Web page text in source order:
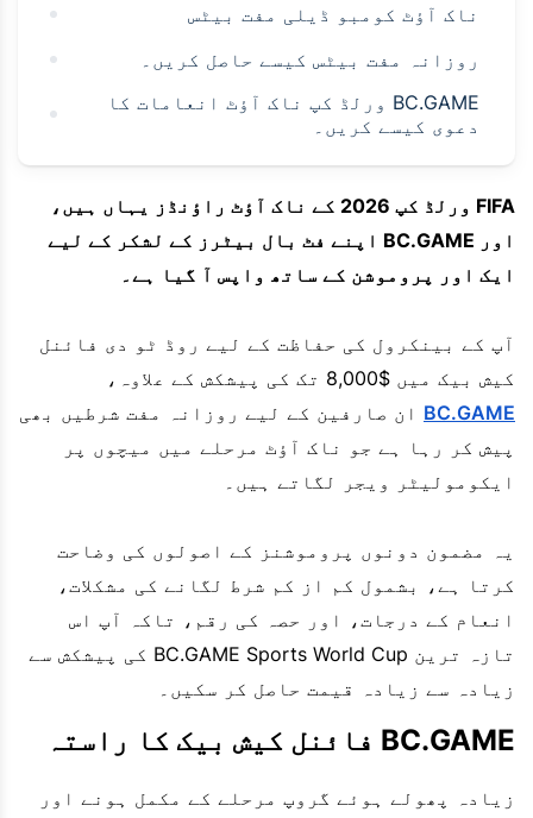
ناک آؤٹ کومبو ڈیلی مفت بیٹس
روزانہ مفت بیٹس کیسے حاصل کریں۔
BC.GAME ورلڈ کپ ناک آؤٹ انعامات کا
دعوی کیسے کریں۔
FIFA ورلڈ کپ 2026 کے ناک آؤٹ راؤنڈز یہاں ہیں،
اور BC.GAME اپنے فٹ بال بیٹرز کے لشکر کے لیے
ایک اور پروموشن کے ساتھ واپس آ گیا ہے۔
آپ کے بینکرول کی حفاظت کے لیے روڈ ٹو دی فائنل
کیش بیک میں $8,000 تک کی پیشکش کے علاوہ،
BC.GAME ان صارفین کے لیے روزانہ مفت شرطیں بھی
پیش کر رہا ہے جو ناک آؤٹ مرحلے میں میچوں پر
ایکومولیٹر ویجر لگاتے ہیں۔
یہ مضمون دونوں پروموشنز کے اصولوں کی وضاحت
کرتا ہے، بشمول کم از کم شرط لگانے کی مشکلات،
انعام کے درجات، اور حصہ کی رقم، تاکہ آپ اس
تازہ ترین BC.GAME Sports World Cup کی پیشکش سے
زیادہ سے زیادہ قیمت حاصل کر سکیں۔
BC.GAME فائنل کیش بیک کا راستہ
زیادہ پھولے ہوئے گروپ مرحلے کے مکمل ہونے اور